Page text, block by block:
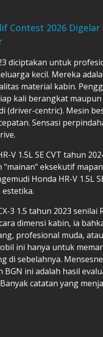
Contest 2026
diciptakan untuk
kecil. Mereka
material kabin.
kali berangkat
(driver-centric). Mesin
Sensasi
V 1.5L SE CVT tahun
"mainan" eksekutif
Honda HR-V 1.5L
3 1.5 tahun 2023 senilai
dimensi kabin, ia
profesional muda,
ini hanya untuk
di sebelahnya.
BGN ini adalah hasil
catatan yang